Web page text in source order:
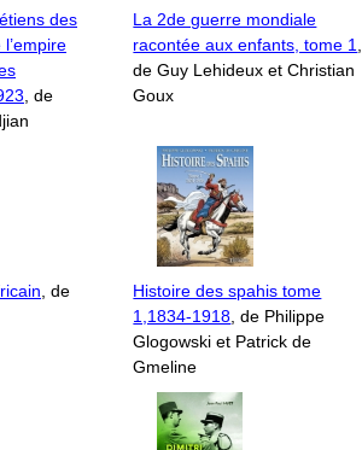
des
, de
La 2de guerre mondiale
racontée aux enfants, tome 1,
de Guy Lehideux et Christian
Goux
, de
Histoire des spahis tome
1,1834-1918, de Philippe
Glogowski et Patrick de
Gmeline